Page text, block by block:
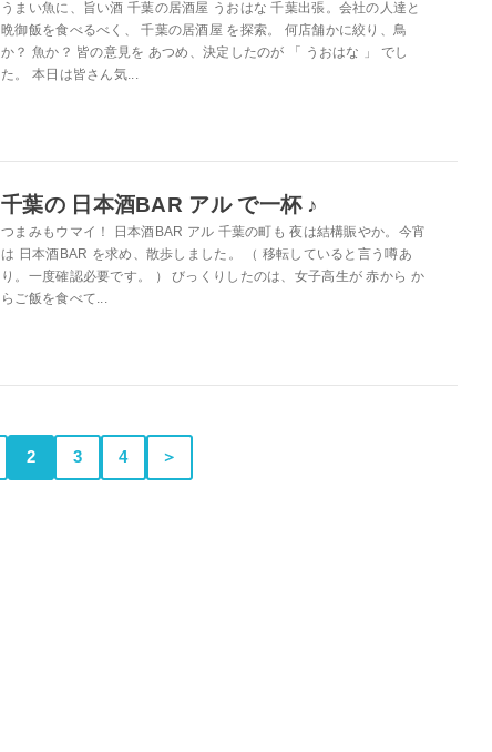
うまい魚に、旨い酒 千葉の居酒屋 うおはな 千葉出張。会社の人達と
晩御飯を食べるべく、 千葉の居酒屋 を探索。 何店舗かに絞り、鳥
か？ 魚か？ 皆の意見を あつめ、決定したのが 「 うおはな 」 でし
た。 本日は皆さん気...
千葉の 日本酒BAR アル で一杯 ♪
つまみもウマイ！ 日本酒BAR アル 千葉の町も 夜は結構賑やか。今宵
は 日本酒BAR を求め、散歩しました。 （ 移転していると言う噂あ
り。一度確認必要です。 ） びっくりしたのは、女子高生が 赤から か
らご飯を食べて...
2 3 4 ＞